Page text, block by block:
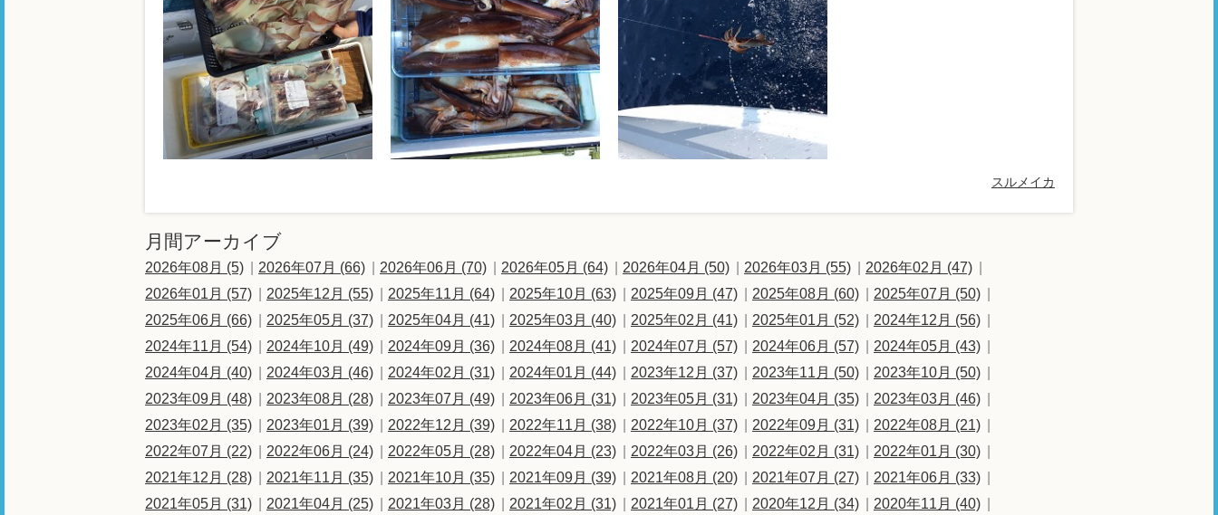
スルメイカ
月間アーカイブ
2026年08月 (5) 2026年07月 (66) 2026年06月 (70) 2026年05月 (64) 2026年04月 (50) 2026年03月 (55)
2026年02月 (47)
2026年01月 (57)
2025年12月 (55) 2025年11月 (64) 2025年10月 (63) 2025年09月 (47) 2025年08月 (60)
2025年07月 (50)
2025年06月 (66)
2025年05月 (37) 2025年04月 (41) 2025年03月 (40) 2025年02月 (41) 2025年01月 (52)
2024年12月 (56)
2024年11月 (54)
2024年10月 (49) 2024年09月 (36) 2024年08月 (41) 2024年07月 (57) 2024年06月 (57)
2024年05月 (43)
2024年04月 (40)
2024年03月 (46) 2024年02月 (31) 2024年01月 (44) 2023年12月 (37) 2023年11月 (50)
2023年10月 (50)
2023年09月 (48)
2023年08月 (28) 2023年07月 (49) 2023年06月 (31) 2023年05月 (31) 2023年04月 (35)
2023年03月 (46)
2023年02月 (35)
2023年01月 (39) 2022年12月 (39) 2022年11月 (38) 2022年10月 (37) 2022年09月 (31)
2022年08月 (21)
2022年07月 (22)
2022年06月 (24) 2022年05月 (28) 2022年04月 (23) 2022年03月 (26) 2022年02月 (31)
2022年01月 (30)
2021年12月 (28)
2021年11月 (35) 2021年10月 (35) 2021年09月 (39) 2021年08月 (20) 2021年07月 (27)
2021年06月 (33)
2021年05月 (31)
2021年04月 (25) 2021年03月 (28) 2021年02月 (31) 2021年01月 (27) 2020年12月 (34)
2020年11月 (40)